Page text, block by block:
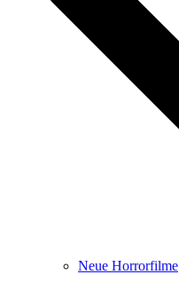
Neue Horrorfilme